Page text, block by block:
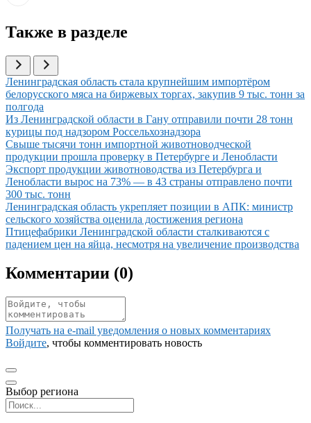
Также в разделе
Иллюстрация новости
Ленинградская область стала крупнейшим импортёром
белорусского мяса на биржевых торгах, закупив 9 тыс. тонн за
полгода
Иллюстрация новости
Из Ленинградской области в Гану отправили почти 28 тонн
курицы под надзором Россельхознадзора
Иллюстрация новости
Свыше тысячи тонн импортной животноводческой
продукции прошла проверку в Петербурге и Ленобласти
Иллюстрация новости
Экспорт продукции животноводства из Петербурга и
Ленобласти вырос на 73% — в 43 страны отправлено почти
300 тыс. тонн
Иллюстрация новости
Ленинградская область укрепляет позиции в АПК: министр
сельского хозяйства оценила достижения региона
Иллюстрация новости
Птицефабрики Ленинградской области сталкиваются с
падением цен на яйца, несмотря на увеличение производства
Комментарии (0)
Получать на e‑mail уведомления о новых комментариях
Войдите, чтобы комментировать новость
Выбор региона